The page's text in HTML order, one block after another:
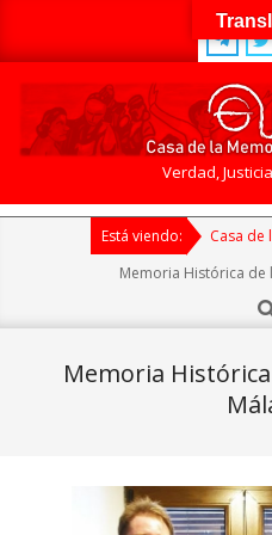
de
Memoria
Sauceda
Verdad,
Primary
Está viendo: Casa de
Memoria Histórica de
Memoria